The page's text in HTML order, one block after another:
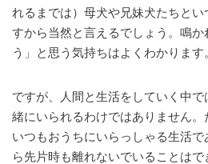
れるまでは）母犬や兄妹犬たちと
すから当然と言えるでしょう。鳴
う」と思う気持ちはよくわかります
ですが、人間と生活をしていく中
緒にいられるわけではありません
いつもおうちにいらっしゃる生活
ら先片時も離れないでいることは